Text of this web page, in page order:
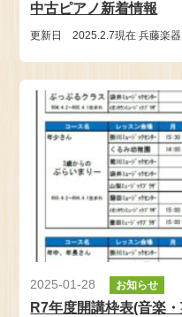
中古ピアノ新着情報
更新日 2025.2.7現在 兵藤楽
2025-01-28 お知らせ
R7年度開講枠表(音楽